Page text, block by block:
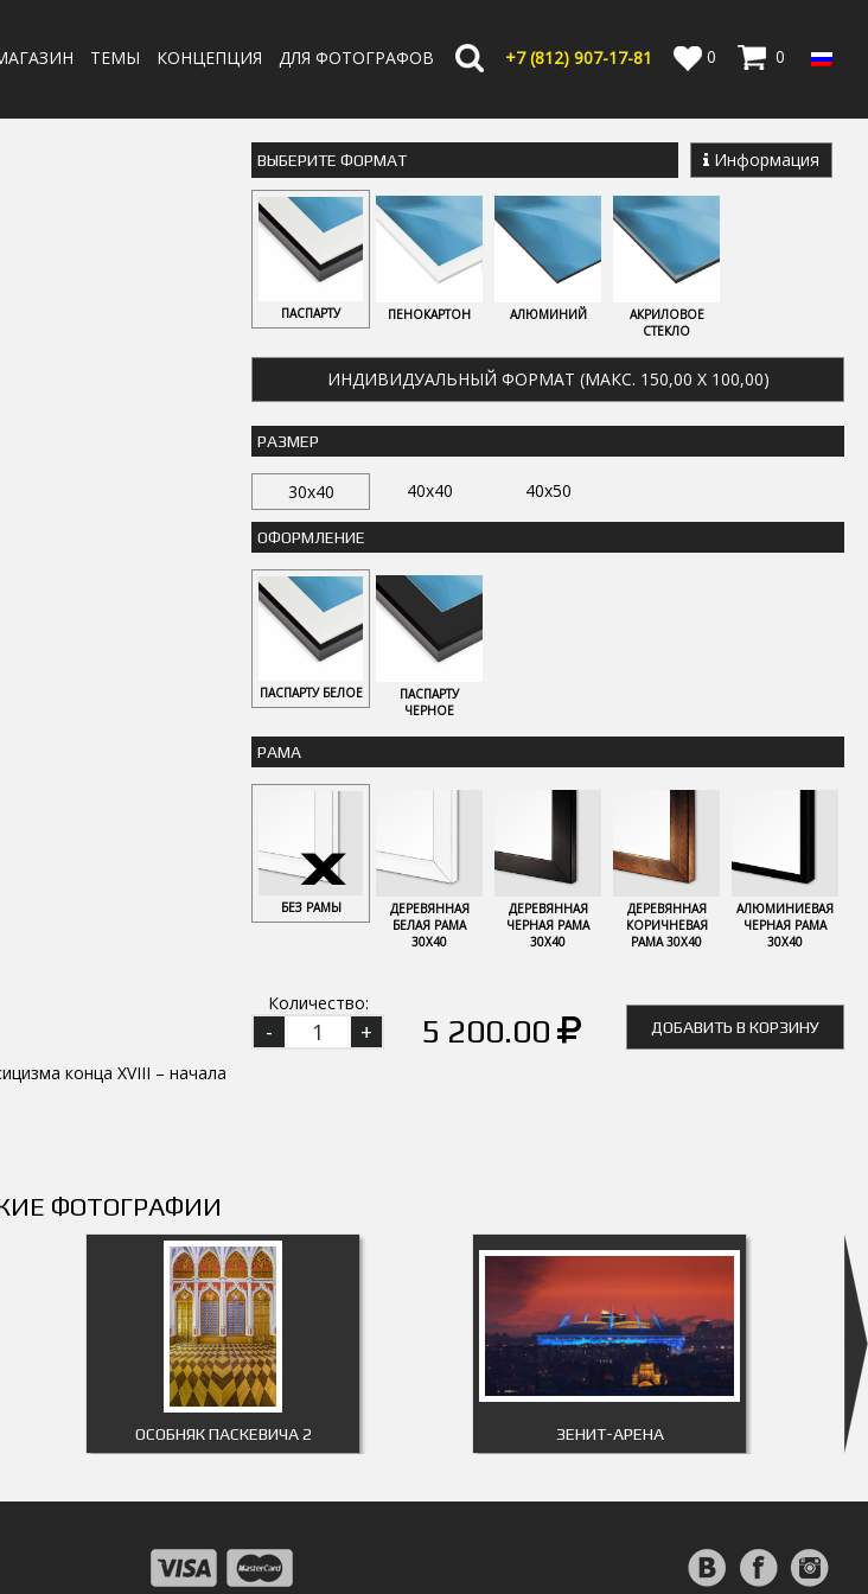
ТЕМЫ КОНЦЕПЦИЯ ДЛЯ ФОТОГРАФОВ +7 (812) 907-17-81 0 0
конца XVIII – начала
ВЫБЕРИТЕ ФОРМАТ Информация
ПАСПАРТУ ПЕНОКАРТОН АЛЮМИНИЙ
АКРИЛОВОЕ
СТЕКЛО
ИНДИВИДУАЛЬНЫЙ ФОРМАТ (МАКС. 150,00 X 100,00)
РАЗМЕР
30x40 40x40 40x50
ОФОРМЛЕНИЕ
ПАСПАРТУ БЕЛОЕ
ПАСПАРТУ
ЧЕРНОЕ
РАМА
БЕЗ РАМЫ
ДЕРЕВЯННАЯ
БЕЛАЯ РАМА
30Х40
ДЕРЕВЯННАЯ
ЧЕРНАЯ РАМА
30Х40
ДЕРЕВЯННАЯ
КОРИЧНЕВАЯ
РАМА 30Х40
АЛЮМИНИЕВАЯ
ЧЕРНАЯ РАМА
30Х40
Количество:
5 200.00 ДОБАВИТЬ В КОРЗИНУ
ФОТОГРАФИИ
ОСОБНЯК ПАСКЕВИЧА 2 ЗЕНИТ-АРЕНА